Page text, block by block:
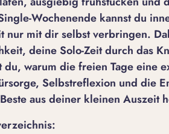
Wochenende kannst du
nur mit dir selbst verbringen.
deine Solo-Zeit durch das
du, warum die freien Tage eine
Selbstreflexion und die
aus deiner kleinen Auszeit